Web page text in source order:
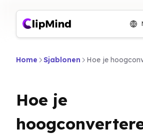
Home Sjablonen
Hoe je